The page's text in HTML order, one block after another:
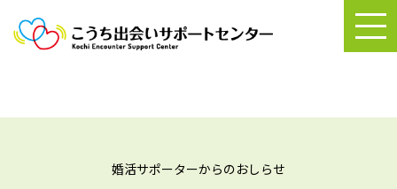
婚活サポーターからのおしらせ